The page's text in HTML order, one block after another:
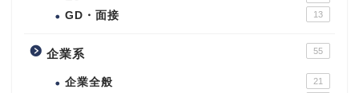
GD・面接 13
企業系 55
企業全般 21